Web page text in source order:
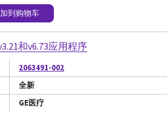
到购物车
和v6.73应用程序
2063491-002
全新
GE医疗